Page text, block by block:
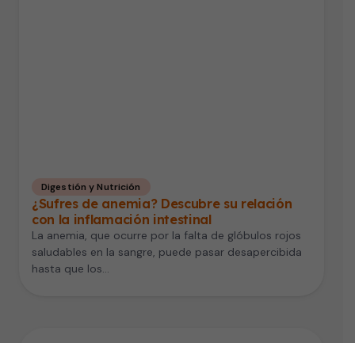
Digestión y Nutrición
¿Sufres de anemia? Descubre su relación
con la inflamación intestinal
La anemia, que ocurre por la falta de glóbulos rojos
saludables en la sangre, puede pasar desapercibida
hasta que los…